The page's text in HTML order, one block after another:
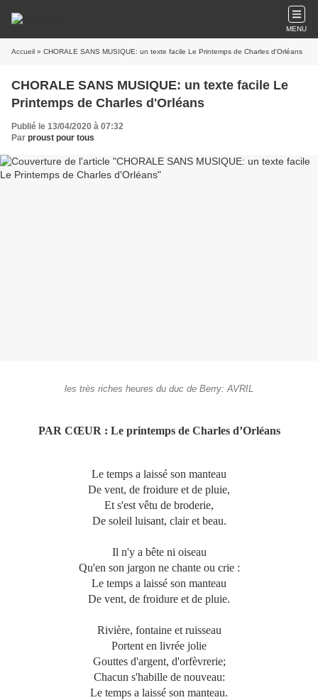
MENU
Accueil » CHORALE SANS MUSIQUE: un texte facile Le Printemps de Charles d'Orléans
CHORALE SANS MUSIQUE: un texte facile Le
Printemps de Charles d'Orléans
Publié le 13/04/2020 à 07:32
Par proust pour tous
les très riches heures du duc de Berry: AVRIL
PAR CŒUR : Le printemps de Charles d’Orléans
Le temps a laissé son manteau
De vent, de froidure et de pluie,
Et s'est vêtu de broderie,
De soleil luisant, clair et beau.
Il n'y a bête ni oiseau
Qu'en son jargon ne chante ou crie :
Le temps a laissé son manteau
De vent, de froidure et de pluie.
Rivière, fontaine et ruisseau
Portent en livrée jolie
Gouttes d'argent, d'orfèvrerie;
Chacun s'habille de nouveau:
Le temps a laissé son manteau.